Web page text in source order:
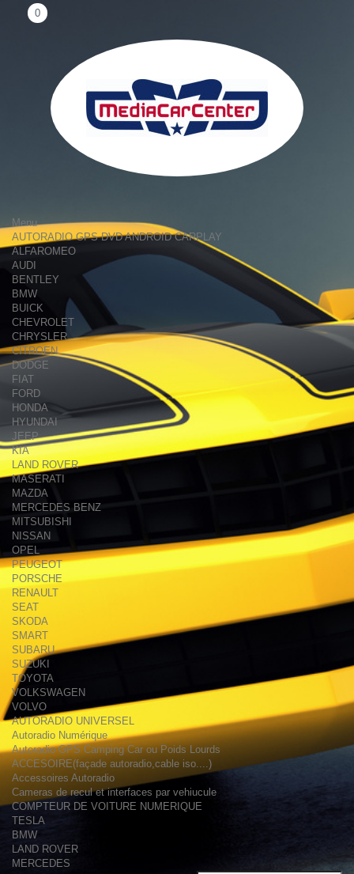
Menu
AUTORADIO GPS DVD ANDROID CARPLAY
ALFAROMEO
AUDI
BENTLEY
BMW
BUICK
CHEVROLET
CHRYSLER
CITROEN
DODGE
FIAT
FORD
HONDA
HYUNDAI
JEEP
KIA
LAND ROVER
MASERATI
MAZDA
MERCEDES BENZ
MITSUBISHI
NISSAN
OPEL
PEUGEOT
PORSCHE
RENAULT
SEAT
SKODA
SMART
SUBARU
SUZUKI
TOYOTA
VOLKSWAGEN
VOLVO
AUTORADIO UNIVERSEL
Autoradio Numérique
Autoradio GPS Camping Car ou Poids Lourds
ACCESOIRE(façade autoradio,cable iso....)
Accessoires Autoradio
Cameras de recul et interfaces par vehiucule
COMPTEUR DE VOITURE NUMERIQUE
TESLA
BMW
LAND ROVER
MERCEDES
0